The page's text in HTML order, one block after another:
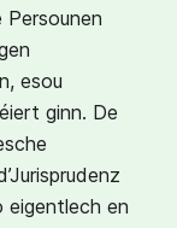
Persounen
esou
ginn. De
eigentlech en